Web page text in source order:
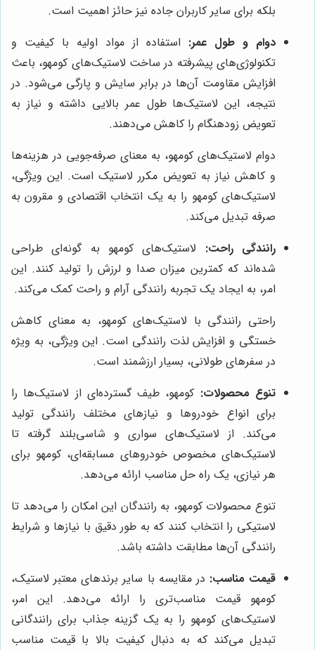
بلکه برای سایر کاربران جاده نیز حائز اهمیت است.
دوام و طول عمر: استفاده از مواد اولیه با کیفیت و
تکنولوژی‌های پیشرفته در ساخت لاستیک‌های کومهو، باعث
افزایش مقاومت آن‌ها در برابر سایش و پارگی می‌شود. در
نتیجه، این لاستیک‌ها طول عمر بالایی داشته و نیاز به
تعویض زودهنگام را کاهش می‌دهند.
دوام لاستیک‌های کومهو، به معنای صرفه‌جویی در هزینه‌ها
و کاهش نیاز به تعویض مکرر لاستیک است. این ویژگی،
لاستیک‌های کومهو را به یک انتخاب اقتصادی و مقرون به
صرفه تبدیل می‌کند.
رانندگی راحت: لاستیک‌های کومهو به گونه‌ای طراحی
شده‌اند که کمترین میزان صدا و لرزش را تولید کنند. این
امر، به ایجاد یک تجربه رانندگی آرام و راحت کمک می‌کند.
راحتی رانندگی با لاستیک‌های کومهو، به معنای کاهش
خستگی و افزایش لذت رانندگی است. این ویژگی، به ویژه
در سفرهای طولانی، بسیار ارزشمند است.
تنوع محصولات: کومهو، طیف گسترده‌ای از لاستیک‌ها را
برای انواع خودروها و نیازهای مختلف رانندگی تولید
می‌کند. از لاستیک‌های سواری و شاسی‌بلند گرفته تا
لاستیک‌های مخصوص خودروهای مسابقه‌ای، کومهو برای
هر نیازی، یک راه حل مناسب ارائه می‌دهد.
تنوع محصولات کومهو، به رانندگان این امکان را می‌دهد تا
لاستیکی را انتخاب کنند که به طور دقیق با نیازها و شرایط
رانندگی آن‌ها مطابقت داشته باشد.
قیمت مناسب: در مقایسه با سایر برندهای معتبر لاستیک،
کومهو قیمت مناسب‌تری را ارائه می‌دهد. این امر،
لاستیک‌های کومهو را به یک گزینه جذاب برای رانندگانی
تبدیل می‌کند که به دنبال کیفیت بالا با قیمت مناسب